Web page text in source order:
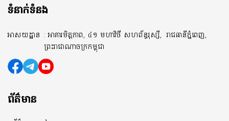
ទំនាក់ទំនង
អាសយដ្ឋាន : អាគារមិត្តភាព, ៤១ មហាវិថី សហព័ន្ធរុស្សី, រាជធានីភ្នំពេញ,
ព្រះរាជាណាចក្រកម្ពុជា
ព័ត៌មាន